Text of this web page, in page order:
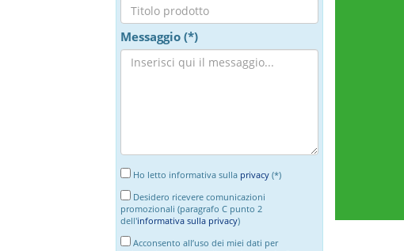
Messaggio (*)
Ho letto informativa sulla privacy(*)
Desidero ricevere comunicazioni
promozionali (paragrafo C punto 2
dell'informativa sulla privacy)
Acconsento all’uso dei miei dati per